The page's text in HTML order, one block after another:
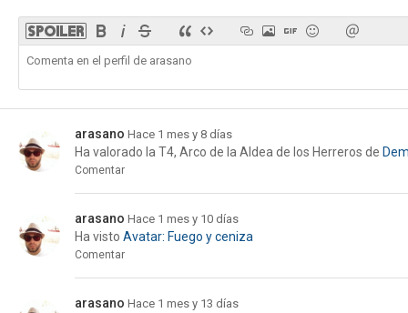
arasano Hace 1 mes y 8 días
Ha valorado la T4, Arco de la Aldea de los Herreros de
Comentar
arasano Hace 1 mes y 10 días
Ha visto Avatar: Fuego y ceniza
Comentar
arasano Hace 1 mes y 13 días